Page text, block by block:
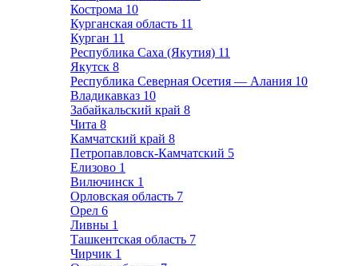
Кострома 10
Курганская область 11
Курган 11
Республика Саха (Якутия) 11
Якутск 8
Республика Северная Осетия — Алания 10
Владикавказ 10
Забайкальский край 8
Чита 8
Камчатский край 8
Петропавловск-Камчатский 5
Елизово 1
Вилючинск 1
Орловская область 7
Орел 6
Ливны 1
Ташкентская область 7
Чирчик 1